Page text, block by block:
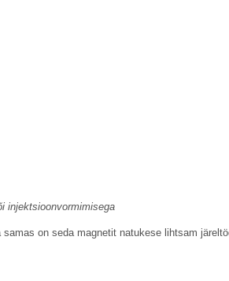
injektsioonvormimisega
on seda magnetit natukese lihtsam